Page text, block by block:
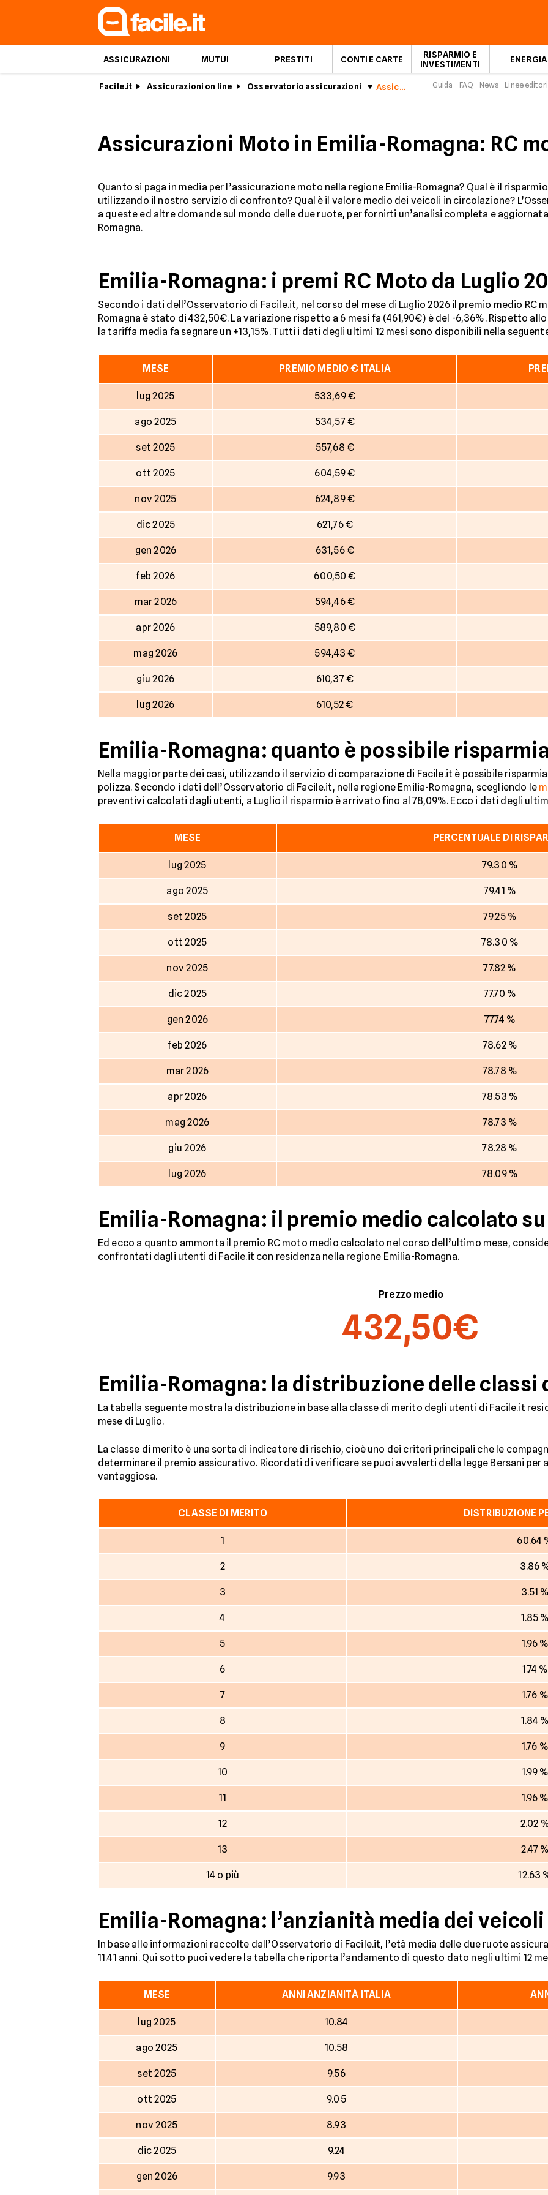
ASSICURAZIONI MUTUI PRESTITI CONTI E CARTE
RISPARMIO E
INVESTIMENTI
ENERGIA
Facile.it Assicurazioni on line Osservatorio assicurazioni Assicurazioni Moto in Emilia-Romagna: RC moto Luglio 2026 Guida FAQ News Linee
Assicurazioni Moto in Emilia-Romagna: RC
Quanto si paga in media per l’assicurazione moto nella regione Emilia-Romagna? Qual è il
utilizzando il nostro servizio di confronto? Qual è il valore medio dei veicoli in circolazione?
a queste ed altre domande sul mondo delle due ruote, per fornirti un’analisi completa e
Romagna.
Emilia-Romagna: i premi RC Moto da Luglio
Secondo i dati dell’Osservatorio di Facile.it, nel corso del mese di Luglio 2026 il premio medio RC
Romagna è stato di 432,50€. La variazione rispetto a 6 mesi fa (461,90€) è del -6,36%. Rispetto
la tariffa media fa segnare un +13,15%. Tutti i dati degli ultimi 12 mesi sono disponibili nella
MESE PREMIO MEDIO € ITALIA
lug 2025 533,69 €
ago 2025 534,57 €
set 2025 557,68 €
ott 2025 604,59 €
nov 2025 624,89 €
dic 2025 621,76 €
gen 2026 631,56 €
feb 2026 600,50 €
mar 2026 594,46 €
apr 2026 589,80 €
mag 2026 594,43 €
giu 2026 610,37 €
lug 2026 610,52 €
Emilia-Romagna: quanto è possibile
Nella maggior parte dei casi, utilizzando il servizio di comparazione di Facile.it è possibile
polizza. Secondo i dati dell’Osservatorio di Facile.it, nella regione Emilia-Romagna, scegliendo le
preventivi calcolati dagli utenti, a Luglio il risparmio è arrivato fino al 78,09%. Ecco i dati degli
MESE PERCENTUALE DI
lug 2025 79.30 %
ago 2025 79.41 %
set 2025 79.25 %
ott 2025 78.30 %
nov 2025 77.82 %
dic 2025 77.70 %
gen 2026 77.74 %
feb 2026 78.62 %
mar 2026 78.78 %
apr 2026 78.53 %
mag 2026 78.73 %
giu 2026 78.28 %
lug 2026 78.09 %
Emilia-Romagna: il premio medio calcolato
Ed ecco a quanto ammonta il premio RC moto medio calcolato nel corso dell’ultimo mese,
confrontati dagli utenti di Facile.it con residenza nella regione Emilia-Romagna.
Prezzo medio
432,50€
Emilia-Romagna: la distribuzione delle classi
La tabella seguente mostra la distribuzione in base alla classe di merito degli utenti di Facile.it
mese di Luglio.
La classe di merito è una sorta di indicatore di rischio, cioè uno dei criteri principali che le
determinare il premio assicurativo. Ricordati di verificare se puoi avvalerti della legge Bersani per
vantaggiosa.
CLASSE DI MERITO DISTRIBUZIONE
1 60.64
2 3.86
3 3.51
4 1.85
5 1.96
6 1.74 %
7 1.76 %
8 1.84
9 1.76 %
10 1.99
11 1.96
12 2.02
13 2.47
14 o più 12.63
Emilia-Romagna: l’anzianità media dei veicoli
In base alle informazioni raccolte dall’Osservatorio di Facile.it, l’età media delle due ruote
11.41 anni. Qui sotto puoi vedere la tabella che riporta l’andamento di questo dato negli ultimi 12
MESE ANNI ANZIANITÀ ITALIA
lug 2025 10.84
ago 2025 10.58
set 2025 9.56
ott 2025 9.05
nov 2025 8.93
dic 2025 9.24
gen 2026 9.93